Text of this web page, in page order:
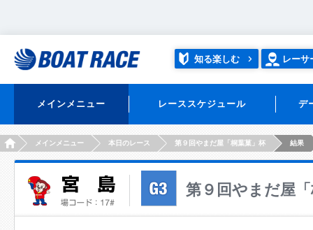
知る楽しむ レーサ
メインメニュー レーススケジュール デ
HOMEメインメニュー 本日のレース 第９回やまだ屋「桐葉菓」杯 結果
第９回やまだ屋